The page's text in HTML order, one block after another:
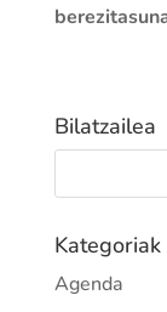
Bilatzailea
Kategoriak
Agenda